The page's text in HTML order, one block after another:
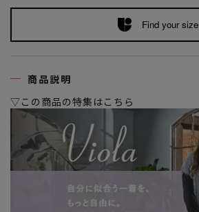
Find your size
商品説明
▽この商品の特集はこちら